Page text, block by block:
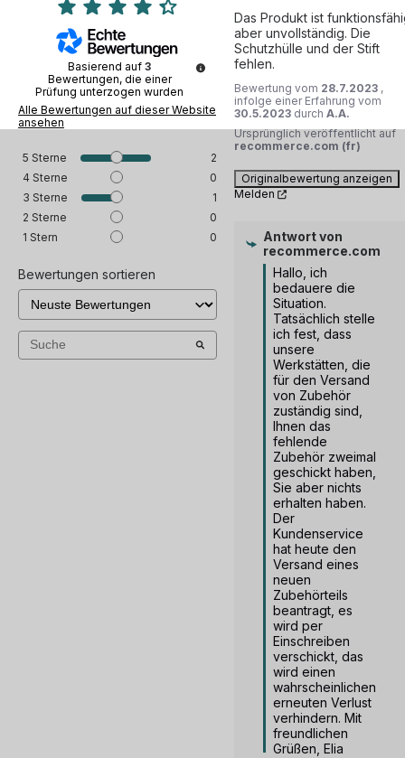
Basierend auf 3
Bewertungen, die einer
Prüfung unterzogen wurden
Alle Bewertungen auf dieser Website
ansehen
5 Sterne
2
4 Sterne
0
3 Sterne
1
2 Sterne
0
1 Stern 0
Bewertungen sortieren
Das Produkt ist
aber unvollständig. Die
Schutzhülle und der Stift
fehlen.
Bewertung vom 28.7.2023 ,
infolge einer Erfahrung vom
30.5.2023 durch A.A.
Ursprünglich veröffentlicht auf
recommerce.com (fr)
Originalbewertung anzeigen
Melden
Antwort von
recommerce.com
Hallo, ich
bedauere die
Situation.
Tatsächlich stelle
ich fest, dass
unsere
Werkstätten, die
für den Versand
von Zubehör
zuständig sind,
Ihnen das
fehlende
Zubehör zweimal
geschickt haben,
Sie aber nichts
erhalten haben.
Der
Kundenservice
hat heute den
Versand eines
neuen
Zubehörteils
beantragt, es
wird per
Einschreiben
verschickt, das
wird einen
wahrscheinlichen
erneuten Verlust
verhindern. Mit
freundlichen
Grüßen, Elia